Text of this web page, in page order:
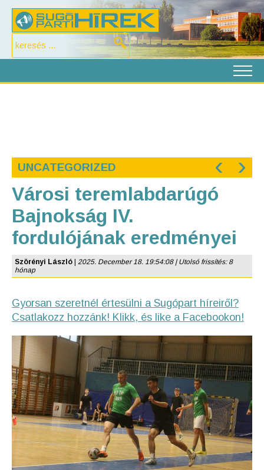
UNCATEGORIZED ‹ ›
Városi teremlabdarúgó
Bajnokság IV.
fordulójának eredményei
Szörényi László
2025. December 18. 19:54:08 | Utolsó frissítés: 8
hónap
Gyorsan szeretnél értesülni a Sugópart híreiről?
Csatlakozz hozzánk! Klikk, és like a Facebookon!